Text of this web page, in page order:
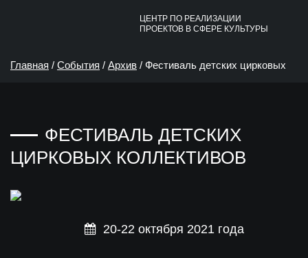
ЦЕНТР ПО РЕАЛИЗАЦИИ
ПРОЕКТОВ В СФЕРЕ КУЛЬТУРЫ
Главная / События / Архив / Фестиваль детских цирковых
ФЕСТИВАЛЬ ДЕТСКИХ
ЦИРКОВЫХ КОЛЛЕКТИВОВ
20-22 октября 2021 года